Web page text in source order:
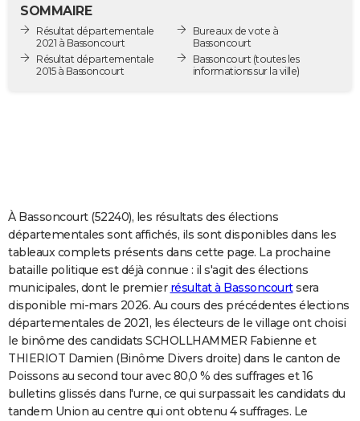
Destinations
City break
Voyage nature
Voyage de noces
Forum
Climat
GUIDES D'ACHAT
COPAINS D'AVANT
S'inscrire
Se connecter
Lycées
Collèges
Primaires
Universités
Entreprises
Service militaire
Avis de recherche
AVIS DE DÉCÈS
Bricolage
Lifestyle
Culture
Sport
Auto
Television
Voyage
Cinema
SOMMAIRE
Résultat départementale
2021 à Bassoncourt
Résultat départementale
2015 à Bassoncourt
Bureaux de vote à
Bassoncourt
Bassoncourt (toutes les
informations sur la ville)
À Bassoncourt (52240), les résultats des élections
départementales sont affichés, ils sont disponibles dans les
tableaux complets présents dans cette page. La prochaine
bataille politique est déjà connue : il s'agit des élections
municipales, dont le premier résultat à Bassoncourtsera
disponible mi-mars 2026. Au cours des précédentes élections
départementales de 2021, les électeurs de le village ont choisi
le binôme des candidats SCHOLLHAMMER Fabienne et
THIERIOT Damien (Binôme Divers droite) dans le canton de
Poissons au second tour avec 80,0 % des suffrages et 16
bulletins glissés dans l'urne, ce qui surpassait les candidats du
tandem Union au centre qui ont obtenu 4 suffrages. Le